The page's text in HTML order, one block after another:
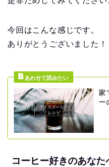
今回はこんな感じです。
ありがとうございました！
家
ー
コーヒー好きのあな